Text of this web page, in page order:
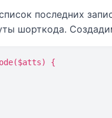
последних
шорткода.
{